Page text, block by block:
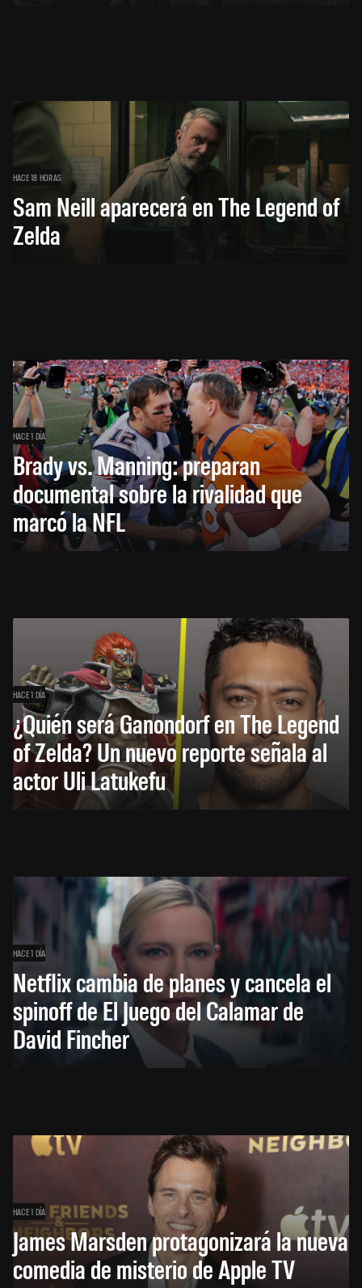
HACE 18 HORAS
Sam Neill aparecerá en The Legend of
Zelda
HACE 1 DÍA
Brady vs. Manning: preparan
documental sobre la rivalidad que
marcó la NFL
HACE 1 DÍA
¿Quién será Ganondorf en The Legend
of Zelda? Un nuevo reporte señala al
actor Uli Latukefu
HACE 1 DÍA
Netflix cambia de planes y cancela el
spinoff de El Juego del Calamar de
David Fincher
HACE 1 DÍA
James Marsden protagonizará la nueva
comedia de misterio de Apple TV